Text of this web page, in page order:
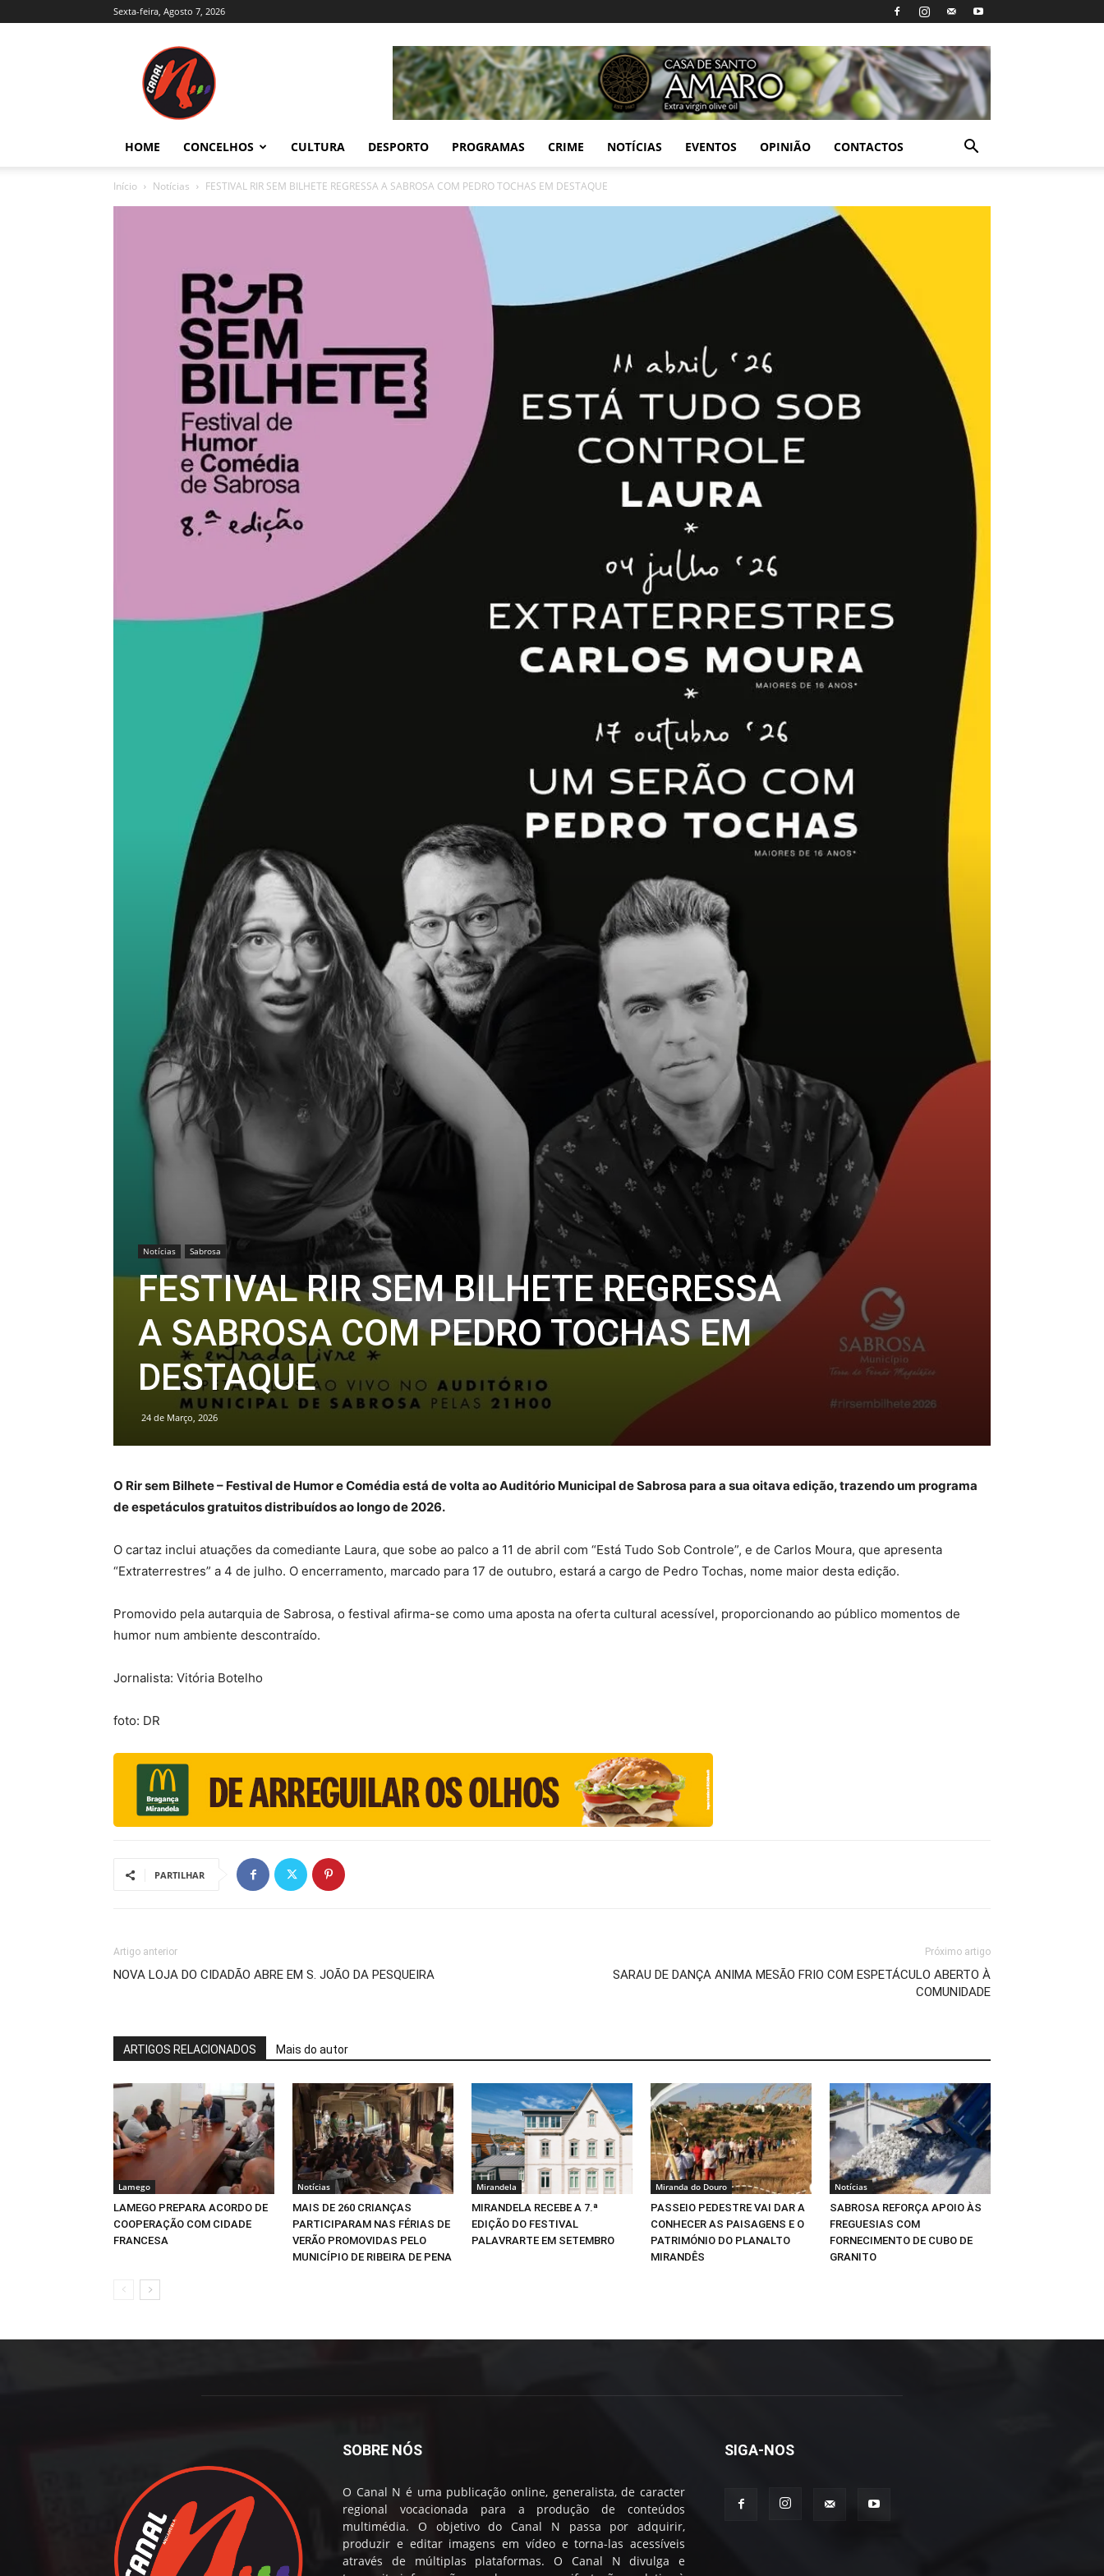
Sexta-feira, Agosto 7, 2026
Trás-
e
Alto
HOME CONCELHOS CULTURA DESPORTO PROGRAMAS CRIME NOTÍCIAS EVENTOS OPINIÃO CONTACTOS
Início Notícias FESTIVAL RIR SEM BILHETE REGRESSA A SABROSA COM PEDRO TOCHAS EM DESTAQUE
Notícias Sabrosa
FESTIVAL RIR SEM BILHETE REGRESSA
A SABROSA COM PEDRO TOCHAS EM
DESTAQUE
24 de Março, 2026
O Rir sem Bilhete – Festival de Humor e Comédia está de volta ao Auditório Municipal de Sabrosa para a sua oitava edição, trazendo um programa
de espetáculos gratuitos distribuídos ao longo de 2026.
O cartaz inclui atuações da comediante Laura, que sobe ao palco a 11 de abril com “Está Tudo Sob Controle”, e de Carlos Moura, que apresenta
“Extraterrestres” a 4 de julho. O encerramento, marcado para 17 de outubro, estará a cargo de Pedro Tochas, nome maior desta edição.
Promovido pela autarquia de Sabrosa, o festival afirma-se como uma aposta na oferta cultural acessível, proporcionando ao público momentos de
humor num ambiente descontraído.
Jornalista: Vitória Botelho
foto: DR
PARTILHAR
Artigo anterior
NOVA LOJA DO CIDADÃO ABRE EM S. JOÃO DA PESQUEIRA
Próximo artigo
SARAU DE DANÇA ANIMA MESÃO FRIO COM ESPETÁCULO ABERTO À
COMUNIDADE
ARTIGOS RELACIONADOS Mais do autor
Lamego
LAMEGO PREPARA ACORDO DE
COOPERAÇÃO COM CIDADE
FRANCESA
Notícias
MAIS DE 260 CRIANÇAS
PARTICIPARAM NAS FÉRIAS DE
VERÃO PROMOVIDAS PELO
MUNICÍPIO DE RIBEIRA DE PENA
Mirandela
MIRANDELA RECEBE A 7.ª
EDIÇÃO DO FESTIVAL
PALAVRARTE EM SETEMBRO
Miranda do Douro
PASSEIO PEDESTRE VAI DAR A
CONHECER AS PAISAGENS E O
PATRIMÓNIO DO PLANALTO
MIRANDÊS
Notícias
SABROSA REFORÇA APOIO ÀS
FREGUESIAS COM
FORNECIMENTO DE CUBO DE
GRANITO
SOBRE NÓS
O Canal N é uma publicação online, generalista, de caracter
regional vocacionada para a produção de conteúdos
multimédia. O objetivo do Canal N passa por adquirir,
produzir e editar imagens em vídeo e torna-las acessíveis
através de múltiplas plataformas. O Canal N divulga e
SIGA-NOS